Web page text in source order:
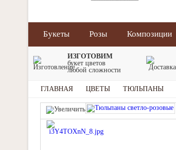
Букеты Розы Композиции
ИЗГОТОВИМ
букет цветов
любой сложности
ГЛАВНАЯ ЦВЕТЫ ТЮЛЬПАНЫ